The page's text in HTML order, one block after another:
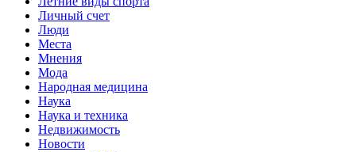
Личный счет
Люди
Места
Мнения
Мода
Народная медицина
Наука
Наука и техника
Недвижимость
Новости